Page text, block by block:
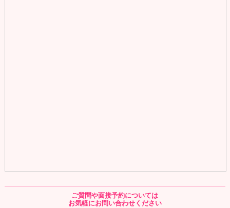
ご質問や面接予約については
お気軽にお問い合わせください